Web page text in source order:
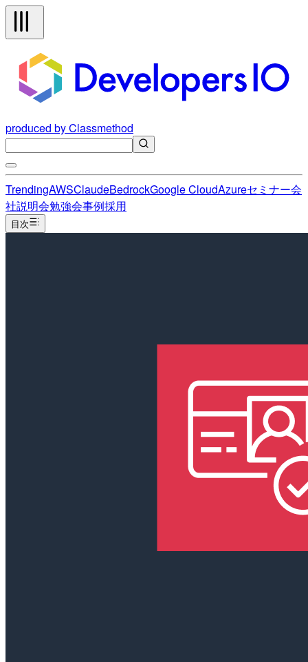
produced by Classmethod
TrendingAWSClaudeBedrockGoogle CloudAzureセミナー会
社説明会勉強会事例採用
目次